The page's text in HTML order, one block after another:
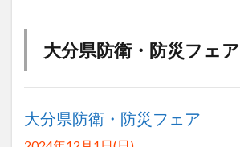
大分県防衛・防災フェア
大分県防衛・防災フェア